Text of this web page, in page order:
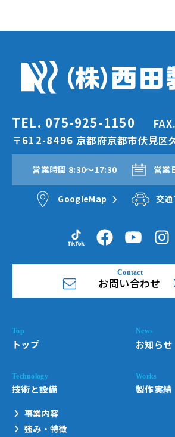
TEL. 075-925-1150
〒612-8496 京都府京都市伏見区
営業時間 8:30〜17:30 営業
GoogleMap 交通
お問い合わせ
トップ お知らせ
技術と設備
事業内容
強み・特徴
製作実績